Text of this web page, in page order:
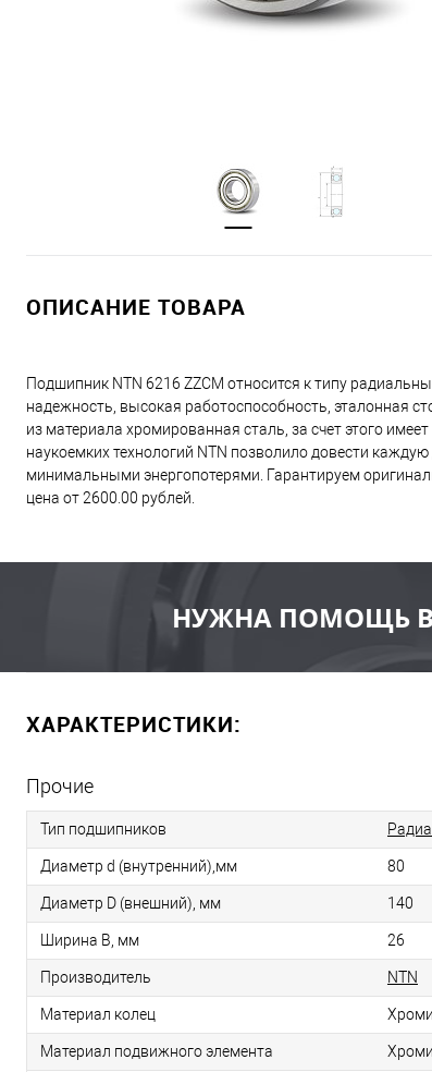
ОПИСАНИЕ ТОВАРА
Подшипник NTN 6216 ZZCM относится к типу
надежность, высокая работоспособность, эталонная
из материала хромированная сталь, за счет этого
наукоемких технологий NTN позволило довести
минимальными энергопотерями. Гарантируем
цена от 2600.00 рублей.
НУЖНА ПОМОЩЬ В
ХАРАКТЕРИСТИКИ:
Прочие
Тип подшипников
Диаметр d (внутренний),мм 80
Диаметр D (внешний), мм 140
Ширина B, мм 26
Производитель NTN
Материал колец
Материал подвижного элемента